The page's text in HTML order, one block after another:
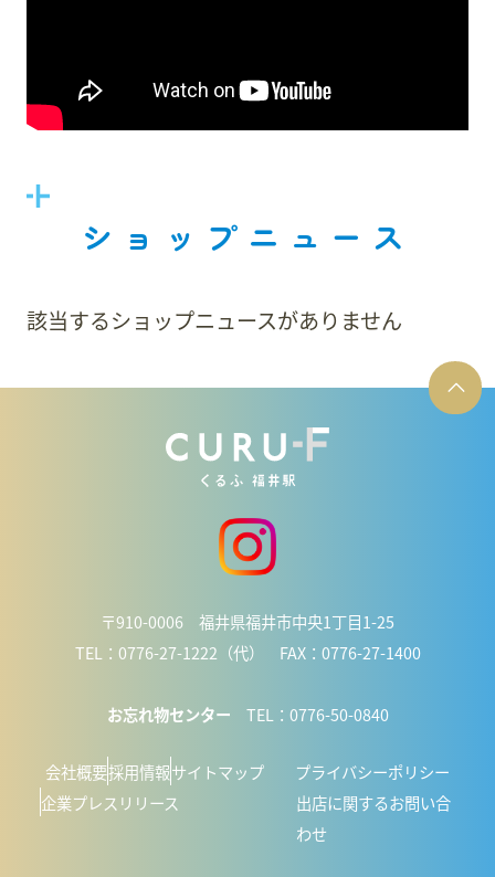
ショップニュース
該当するショップニュースがありません
〒910-0006 福井県福井市中央1丁目1-25
TEL：0776-27-1222（代） FAX：0776-27-1400
お忘れ物センター TEL：0776-50-0840
会社概要採用情報サイトマップ
プライバシーポリシー
企業プレスリリース
出店に関するお問い合
わせ